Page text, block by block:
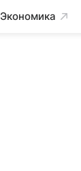
Экономика